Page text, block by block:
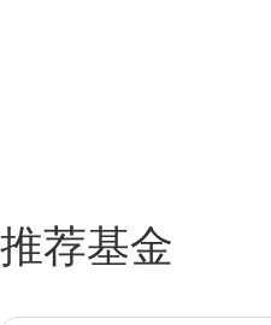
推荐基金